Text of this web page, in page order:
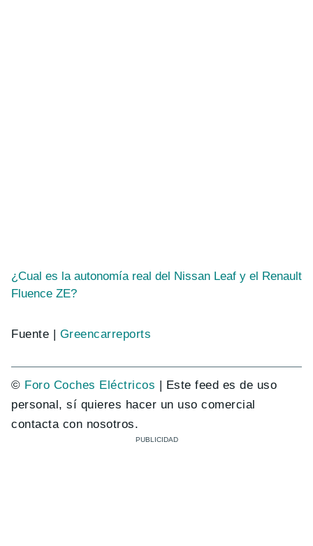
¿Cual es la autonomía real del Nissan Leaf y el Renault
Fluence ZE?
Fuente | Greencarreports
© Foro Coches Eléctricos | Este feed es de uso
personal, sí quieres hacer un uso comercial
contacta con nosotros.